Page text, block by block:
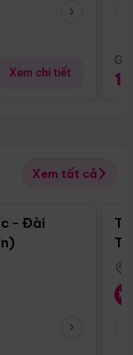
Xem chi tiết
Xem tất cả
Điểm nổi bật
- Đài